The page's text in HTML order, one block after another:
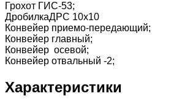
Грохот ГИС-53;
ДробилкаДРС 10х10
Конвейер приемо-передающий;
Конвейер главный;
Конвейер осевой;
Конвейер отвальный -2;
Характеристики